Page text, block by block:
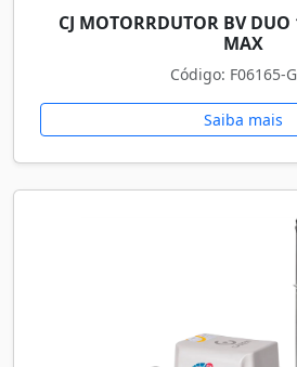
CJ MOTORRDUTOR BV
MAX
Código: F06165-
Saiba mais